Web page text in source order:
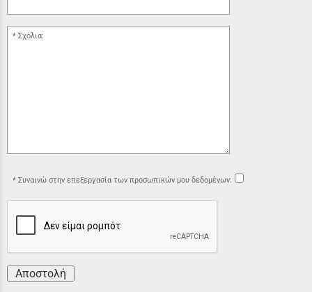
Σχόλια:
Συναινώ στην επεξεργασία των προσωπικών μου δεδομένων:
Αποστολή